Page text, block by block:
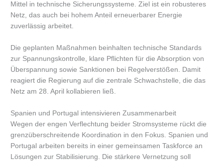
Mittel in technische Sicherungssysteme. Ziel ist ein robusteres
Netz, das auch bei hohem Anteil erneuerbarer Energie
zuverlässig arbeitet.
Die geplanten Maßnahmen beinhalten technische Standards
zur Spannungskontrolle, klare Pflichten für die Absorption von
Überspannung sowie Sanktionen bei Regelverstößen. Damit
reagiert die Regierung auf die zentrale Schwachstelle, die das
Netz am 28. April kollabieren ließ.
Spanien und Portugal intensivieren Zusammenarbeit
Wegen der engen Verflechtung beider Stromsysteme rückt die
grenzüberschreitende Koordination in den Fokus. Spanien und
Portugal arbeiten bereits in einer gemeinsamen Taskforce an
Lösungen zur Stabilisierung. Die stärkere Vernetzung soll